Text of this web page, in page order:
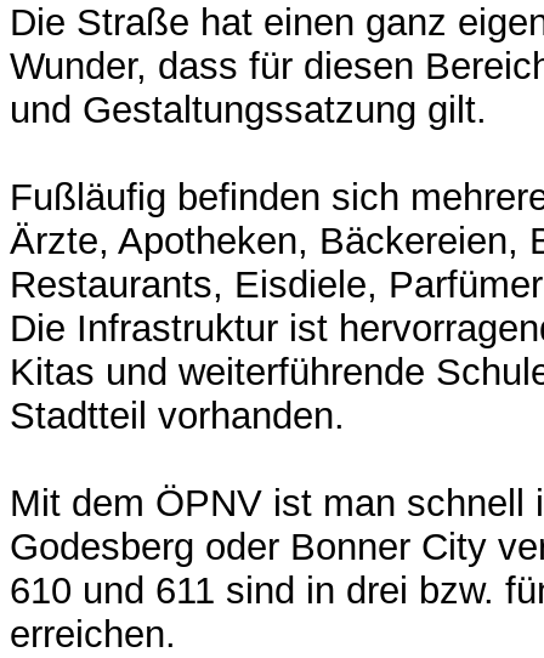
Die Straße hat einen ganz
Wunder, dass für diesen
und Gestaltungssatzung gilt.
Fußläufig befinden sich
Ärzte, Apotheken, Bäckereien,
Restaurants, Eisdiele,
Die Infrastruktur ist
Kitas und weiterführende
Stadtteil vorhanden.
Mit dem ÖPNV ist man schnell
Godesberg oder Bonner City
610 und 611 sind in drei bzw.
erreichen.